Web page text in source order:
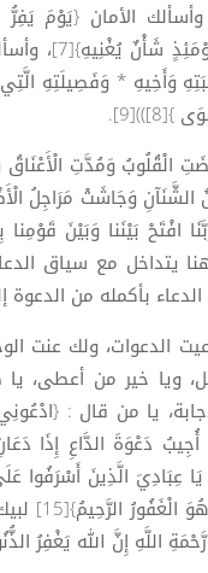
شَيْئًا وَالْأَمْرُ يَوْمَئِذٍ لله} [6]
وَصَاحِبَتِهِ
وَأَخِيهِ * وَفَصِيلَتِهِ
الْقُلُوبُ وَمُدَّتِ الْأَعْنَاقُ
وَجَاشَتْ مَرَاجِلُ
هنا يتداخل مع سياق
بأكمله من الدعوة
الدعوات، ولك عنت
ويا خير من أعطى،
دَعْوَةَ الدَّاعِ إِذَا
من قال : { يَا عِبَادِيَ الَّذِينَ
اللَّهِ إِنَّ
إِنَّ الله يَغْفِرُ الذُّنُوبَ